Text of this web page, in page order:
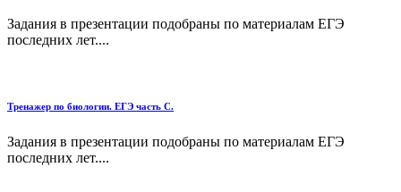
Задания в презентации подобраны по материалам ЕГЭ
последних лет....
Тренажер по биологии. ЕГЭ часть С.
Задания в презентации подобраны по материалам ЕГЭ
последних лет....